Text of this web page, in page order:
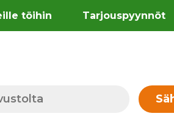
töihin Tarjouspyynnöt